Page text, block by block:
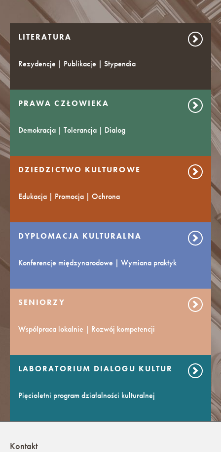
LITERATURA
Rezydencje | Publikacje | Stypendia
PRAWA CZŁOWIEKA
Demokracja | Tolerancja | Dialog
DZIEDZICTWO KULTUROWE
Edukacja | Promocja | Ochrona
DYPLOMACJA KULTURALNA
Konferencje międzynarodowe | Wymiana praktyk
SENIORZY
Współpraca lokalnie | Rozwój kompetencji
LABORATORIUM DIALOGU KULTUR
Pięcioletni program działalności kulturalnej
Kontakt